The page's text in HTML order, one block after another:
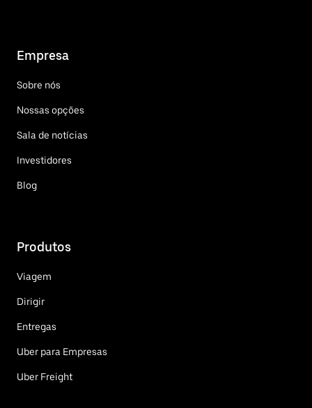
Empresa
Sobre nós
Nossas opções
Sala de notícias
Investidores
Blog
Produtos
Viagem
Dirigir
Entregas
Uber para Empresas
Uber Freight